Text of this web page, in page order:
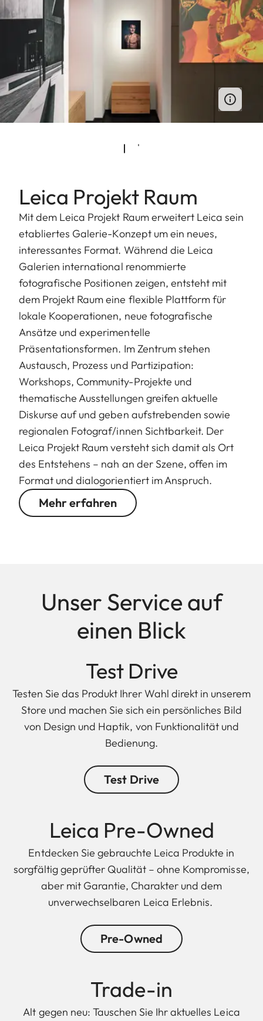
Leica Projekt Raum
Mit dem Leica Projekt Raum erweitert Leica sein
etabliertes Galerie-Konzept um ein neues,
interessantes Format. Während die Leica
Galerien international renommierte
fotografische Positionen zeigen, entsteht mit
dem Projekt Raum eine flexible Plattform für
lokale Kooperationen, neue fotografische
Ansätze und experimentelle
Präsentationsformen. Im Zentrum stehen
Austausch, Prozess und Partizipation:
Workshops, Community-Projekte und
thematische Ausstellungen greifen aktuelle
Diskurse auf und geben aufstrebenden sowie
regionalen Fotograf/innen Sichtbarkeit. Der
Leica Projekt Raum versteht sich damit als Ort
des Entstehens – nah an der Szene, offen im
Format und dialogorientiert im Anspruch.
Mehr erfahren
Unser Service auf
einen Blick
Test Drive
Testen Sie das Produkt Ihrer Wahl direkt in unserem
Store und machen Sie sich ein persönliches Bild
von Design und Haptik, von Funktionalität und
Bedienung.
Test Drive
Leica Pre-Owned
Entdecken Sie gebrauchte Leica Produkte in
sorgfältig geprüfter Qualität – ohne Kompromisse,
aber mit Garantie, Charakter und dem
unverwechselbaren Leica Erlebnis.
Pre-Owned
Trade-in
Alt gegen neu: Tauschen Sie Ihr aktuelles Leica